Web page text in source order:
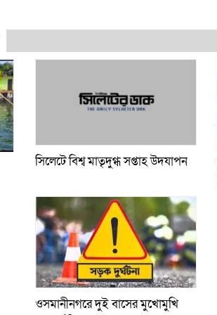
সিলেটে বিশ্ব মাতৃদুগ্ধ সপ্তাহ উদযাপন
ওসমানীনগরে দুই বাসের মুখোমুখি